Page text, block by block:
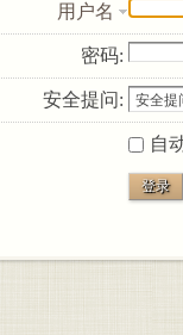
用户名
密码:
安全提问:
自
登录